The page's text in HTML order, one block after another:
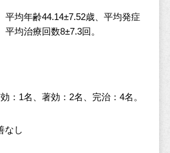
平均年齢44.14±7.52歳、平均発症
平均治療回数8±7.3回。
：1名、著効：2名、完治：4名。
なし